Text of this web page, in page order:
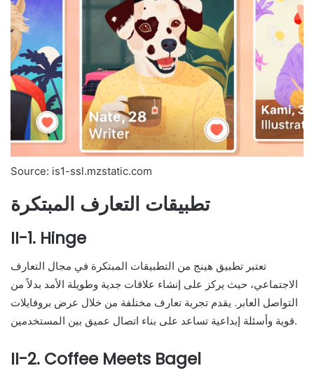
Source: is1-ssl.mzstatic.com
تطبيقات التعارف المبتكرة
II-1. Hinge
تعتبر تطبيق هينج من التطبيقات المبتكرة في مجال التعارف
الاجتماعي، حيث يركز على إنشاء علاقات جدية وطويلة الأمد بدلاً من
التواصل العابر. يقدم تجربة تعارف مختلفة من خلال عرض بروفايلات
قوية وأسئلة إبداعية تساعد على بناء اتصال عميق بين المستخدمين.
II-2. Coffee Meets Bagel